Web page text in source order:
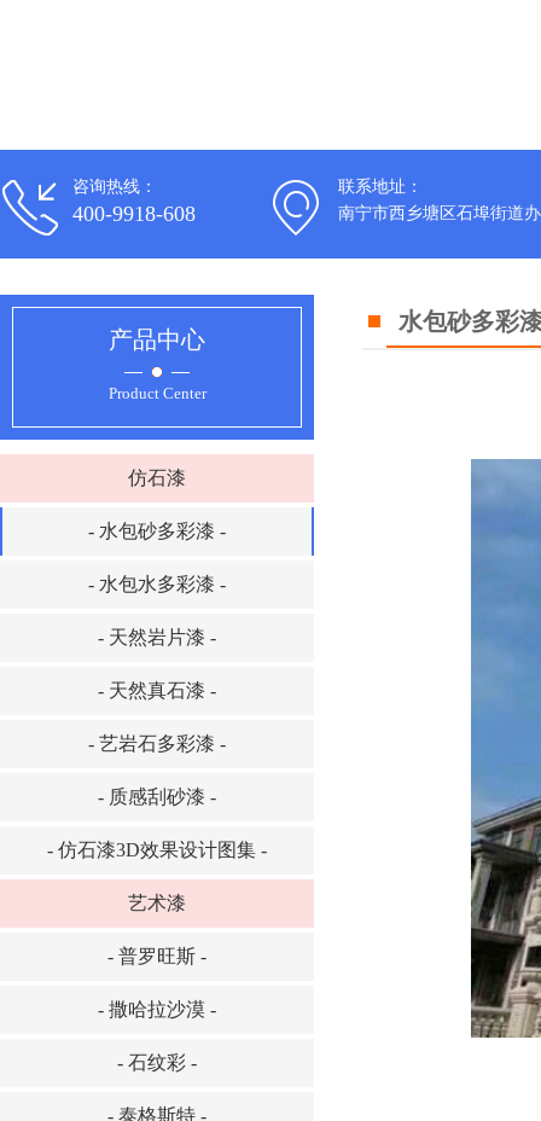
咨询热线：
400-9918-608
联系地址：
南宁市西乡塘区石埠街道
产品中心
Product Center
仿石漆
- 水包砂多彩漆 -
- 水包水多彩漆 -
- 天然岩片漆 -
- 天然真石漆 -
- 艺岩石多彩漆 -
- 质感刮砂漆 -
- 仿石漆3D效果设计图集 -
艺术漆
- 普罗旺斯 -
- 撒哈拉沙漠 -
- 石纹彩 -
- 泰格斯特 -
水包砂多彩